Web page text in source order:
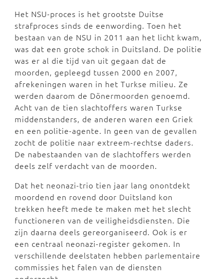
Het NSU-proces is het grootste Duitse
strafproces sinds de eenwording. Toen het
bestaan van de NSU in 2011 aan het licht kwam,
was dat een grote schok in Duitsland. De politie
was er al die tijd van uit gegaan dat de
moorden, gepleegd tussen 2000 en 2007,
afrekeningen waren in het Turkse milieu. Ze
werden daarom de Dönermoorden genoemd.
Acht van de tien slachtoffers waren Turkse
middenstanders, de anderen waren een Griek
en een politie-agente. In geen van de gevallen
zocht de politie naar extreem-rechtse daders.
De nabestaanden van de slachtoffers werden
deels zelf verdacht van de moorden.
Dat het neonazi-trio tien jaar lang onontdekt
moordend en rovend door Duitsland kon
trekken heeft mede te maken met het slecht
functioneren van de veiligheidsdiensten. Die
zijn daarna deels gereorganiseerd. Ook is er
een centraal neonazi-register gekomen. In
verschillende deelstaten hebben parlementaire
commissies het falen van de diensten